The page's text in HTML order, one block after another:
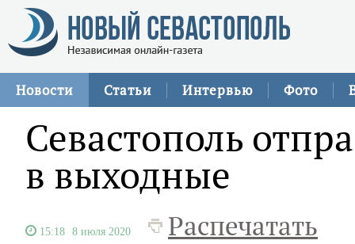
Новости Статьи Интервью Фото
Севастополь
в выходные
15:18 8 июля 2020 Распечатать